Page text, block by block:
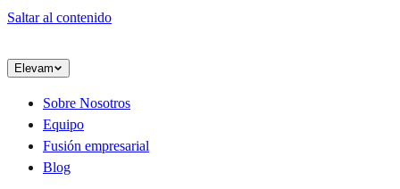
Saltar al contenido
Elevam
Sobre Nosotros
Equipo
Fusión empresarial
Blog